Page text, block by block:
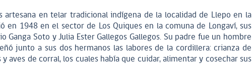
artesana en telar tradicional indígena de la localidad de Llepo en la
en 1948 en el sector de Los Quiques en la comuna de Longaví, sus
Ganga Soto y Julia Ester Gallegos Gallegos. Su padre fue un hombre
junto a sus dos hermanos las labores de la cordillera: crianza de
aves de corral, los cuales había que cuidar, alimentar y cosechar sus